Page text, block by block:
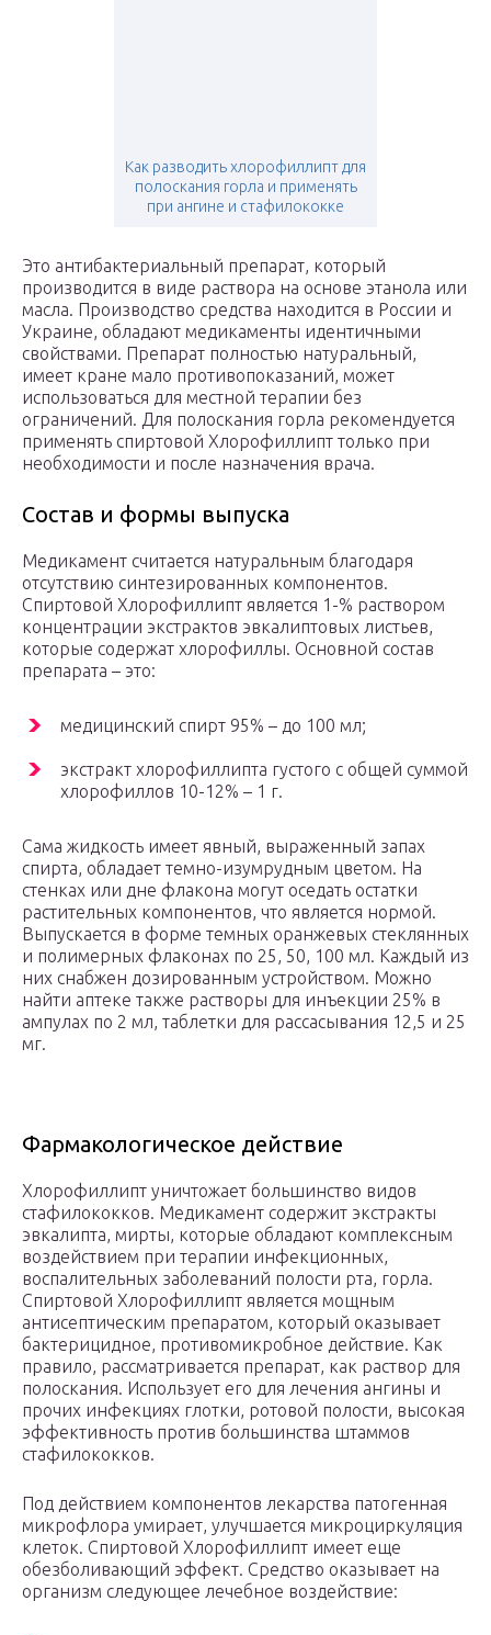
Как разводить хлорофиллипт для
полоскания горла и применять
при ангине и стафилококке
Это антибактериальный препарат, который
производится в виде раствора на основе этанола или
масла. Производство средства находится в России и
Украине, обладают медикаменты идентичными
свойствами. Препарат полностью натуральный,
имеет кране мало противопоказаний, может
использоваться для местной терапии без
ограничений. Для полоскания горла рекомендуется
применять спиртовой Хлорофиллипт только при
необходимости и после назначения врача.
Состав и формы выпуска
Медикамент считается натуральным благодаря
отсутствию синтезированных компонентов.
Спиртовой Хлорофиллипт является 1-% раствором
концентрации экстрактов эвкалиптовых листьев,
которые содержат хлорофиллы. Основной состав
препарата – это:
медицинский спирт 95% – до 100 мл;
экстракт хлорофиллипта густого с общей суммой
хлорофиллов 10-12% – 1 г.
Сама жидкость имеет явный, выраженный запах
спирта, обладает темно-изумрудным цветом. На
стенках или дне флакона могут оседать остатки
растительных компонентов, что является нормой.
Выпускается в форме темных оранжевых стеклянных
и полимерных флаконах по 25, 50, 100 мл. Каждый из
них снабжен дозированным устройством. Можно
найти аптеке также растворы для инъекции 25% в
ампулах по 2 мл, таблетки для рассасывания 12,5 и 25
мг.
Фармакологическое действие
Хлорофиллипт уничтожает большинство видов
стафилококков. Медикамент содержит экстракты
эвкалипта, мирты, которые обладают комплексным
воздействием при терапии инфекционных,
воспалительных заболеваний полости рта, горла.
Спиртовой Хлорофиллипт является мощным
антисептическим препаратом, который оказывает
бактерицидное, противомикробное действие. Как
правило, рассматривается препарат, как раствор для
полоскания. Использует его для лечения ангины и
прочих инфекциях глотки, ротовой полости, высокая
эффективность против большинства штаммов
стафилококков.
Под действием компонентов лекарства патогенная
микрофлора умирает, улучшается микроциркуляция
клеток. Спиртовой Хлорофиллипт имеет еще
обезболивающий эффект. Средство оказывает на
организм следующее лечебное воздействие: